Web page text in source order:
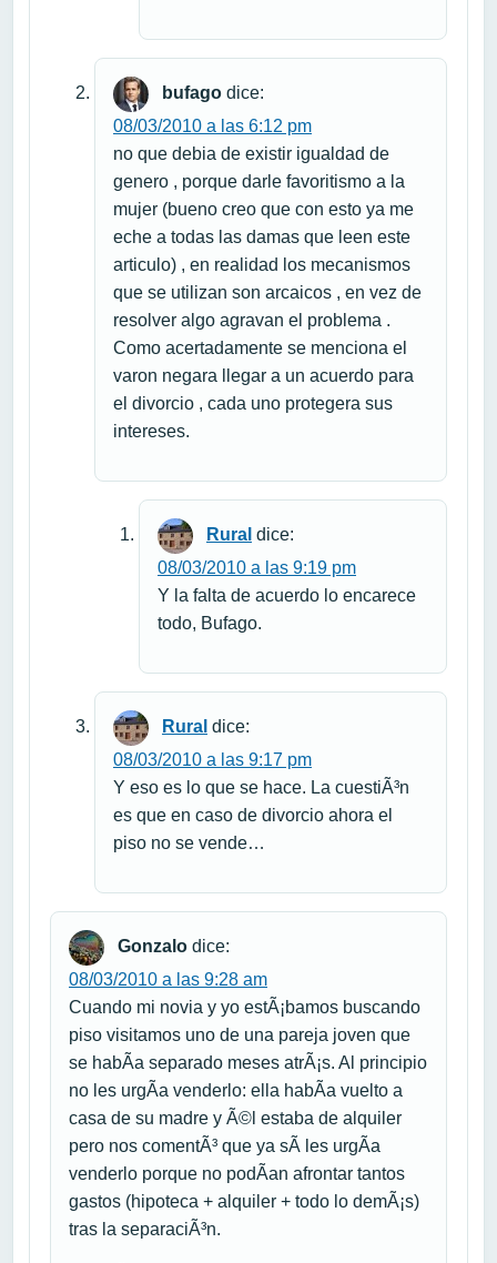
bufago dice:
08/03/2010 a las 6:12 pm
no que debia de existir igualdad de
genero , porque darle favoritismo a la
mujer (bueno creo que con esto ya me
eche a todas las damas que leen este
articulo) , en realidad los mecanismos
que se utilizan son arcaicos , en vez de
resolver algo agravan el problema .
Como acertadamente se menciona el
varon negara llegar a un acuerdo para
el divorcio , cada uno protegera sus
intereses.
Rural dice:
08/03/2010 a las 9:19 pm
Y la falta de acuerdo lo encarece
todo, Bufago.
Rural dice:
08/03/2010 a las 9:17 pm
Y eso es lo que se hace. La cuestiÃ³n
es que en caso de divorcio ahora el
piso no se vende…
Gonzalo dice:
08/03/2010 a las 9:28 am
Cuando mi novia y yo estÃ¡bamos buscando
piso visitamos uno de una pareja joven que
se habÃ­a separado meses atrÃ¡s. Al principio
no les urgÃ­a venderlo: ella habÃ­a vuelto a
casa de su madre y Ã©l estaba de alquiler
pero nos comentÃ³ que ya sÃ­ les urgÃ­a
venderlo porque no podÃ­an afrontar tantos
gastos (hipoteca + alquiler + todo lo demÃ¡s)
tras la separaciÃ³n.